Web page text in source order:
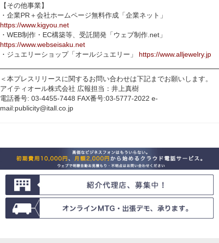
【その他事業】
・企業PR＋会社ホームページ無料作成「企業ネット」
https://www.kigyou.net
・WEB制作・EC構築等、受託開発「ウェブ制作.net」
https://www.webseisaku.net
・ジュエリーショップ「オールジュエリー」 https://www.alljewelry.jp
＜本プレスリリースに関するお問い合わせは下記までお願いします。
アイティオール株式会社 広報担当：井上真樹
電話番号: 03-4455-7448 FAX番号:03-5777-2022 e-
mail:publicity@itall.co.jp